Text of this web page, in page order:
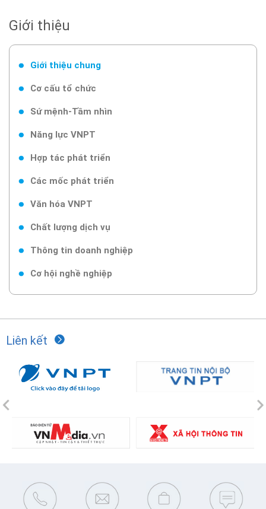
Giới thiệu
Giới thiệu chung
Cơ cấu tổ chức
Sứ mệnh-Tầm nhìn
Năng lực VNPT
Hợp tác phát triển
Các mốc phát triển
Văn hóa VNPT
Chất lượng dịch vụ
Thông tin doanh nghiệp
Cơ hội nghề nghiệp
Liên kết
Previous